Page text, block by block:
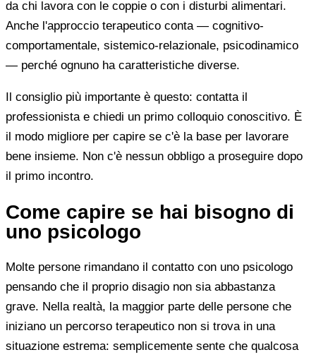
da chi lavora con le coppie o con i disturbi alimentari.
Anche l'approccio terapeutico conta — cognitivo-
comportamentale, sistemico-relazionale, psicodinamico
— perché ognuno ha caratteristiche diverse.
Il consiglio più importante è questo: contatta il
professionista e chiedi un primo colloquio conoscitivo. È
il modo migliore per capire se c'è la base per lavorare
bene insieme. Non c'è nessun obbligo a proseguire dopo
il primo incontro.
Come capire se hai bisogno di
uno psicologo
Molte persone rimandano il contatto con uno psicologo
pensando che il proprio disagio non sia abbastanza
grave. Nella realtà, la maggior parte delle persone che
iniziano un percorso terapeutico non si trova in una
situazione estrema: semplicemente sente che qualcosa